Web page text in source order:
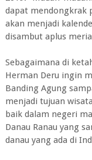
dapat mendongkrak
akan menjadi
disambut aplus
Sebagaimana di
Herman Deru ingin
Banding Agung
menjadi tujuan
baik dalam negeri
Danau Ranau yang
danau yang ada di